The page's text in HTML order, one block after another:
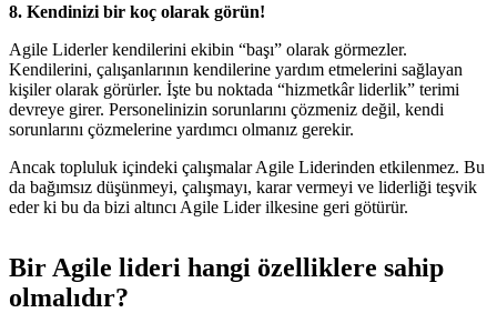
8. Kendinizi bir koç olarak görün!
Agile Liderler kendilerini ekibin “başı” olarak görmezler.
Kendilerini, çalışanlarının kendilerine yardım etmelerini sağlayan
kişiler olarak görürler. İşte bu noktada “hizmetkâr liderlik” terimi
devreye girer. Personelinizin sorunlarını çözmeniz değil, kendi
sorunlarını çözmelerine yardımcı olmanız gerekir.
Ancak topluluk içindeki çalışmalar Agile Liderinden etkilenmez. Bu
da bağımsız düşünmeyi, çalışmayı, karar vermeyi ve liderliği teşvik
eder ki bu da bizi altıncı Agile Lider ilkesine geri götürür.
Bir Agile lideri hangi özelliklere sahip
olmalıdır?